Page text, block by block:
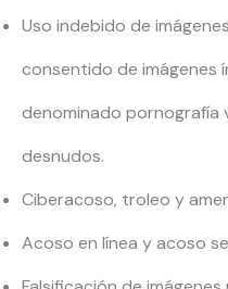
Uso indebido de
consentido de imágenes
denominado pornografía
desnudos.
Ciberacoso, troleo y
Acoso en línea y acoso